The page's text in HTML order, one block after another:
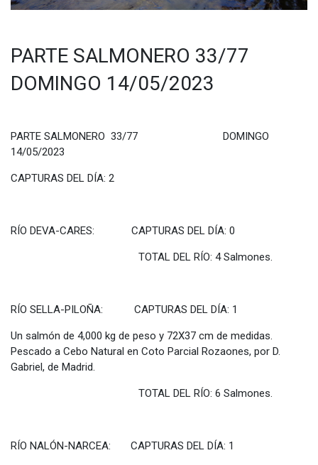
PARTE SALMONERO 33/77
DOMINGO 14/05/2023
PARTE SALMONERO 33/77 DOMINGO
14/05/2023
CAPTURAS DEL DÍA: 2
RÍO DEVA-CARES: CAPTURAS DEL DÍA: 0
TOTAL DEL RÍO: 4 Salmones.
RÍO SELLA-PILOÑA: CAPTURAS DEL DÍA: 1
Un salmón de 4,000 kg de peso y 72X37 cm de medidas.
Pescado a Cebo Natural en Coto Parcial Rozaones, por D.
Gabriel, de Madrid.
TOTAL DEL RÍO: 6 Salmones.
RÍO NALÓN-NARCEA: CAPTURAS DEL DÍA: 1